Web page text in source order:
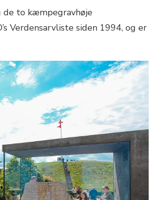
de to kæmpegravhøje
Verdensarvliste siden 1994, og er